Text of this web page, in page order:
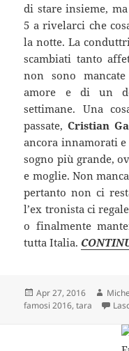
di stare insieme,
5 a rivelarci che
la notte. La
scambiati tanto
non sono
amore e di un
settimane. Una
passate,Cristian
ancora innamorati
sogno più grande,
e moglie. Non
pertanto non ci
l’ex tronista ci
o finalmente
tutta Italia.
Scritto
il
Apr 27, 2016
famosi 2016,tara